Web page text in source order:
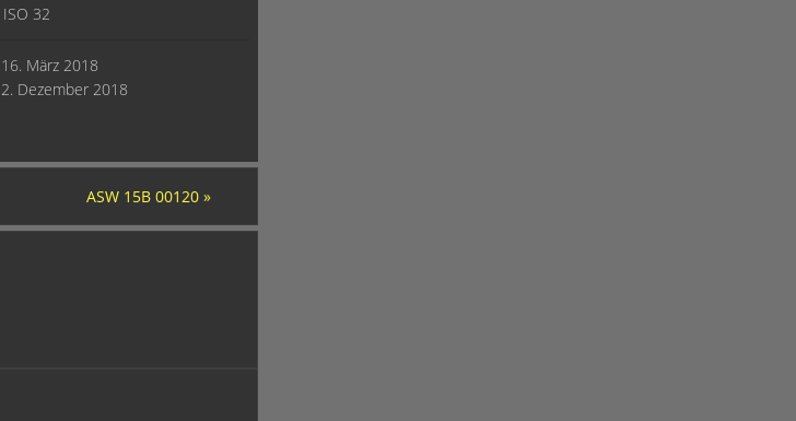
ISO 32
16. März 2018
2. Dezember 2018
ASW 15B 00120 »